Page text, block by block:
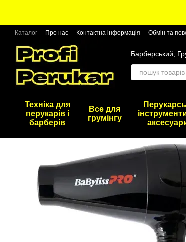
Каталог Про нас Контактна інформація Обмін та
Барберський,
Техніка для
перукарів і
барберів
Все для
грумінгу